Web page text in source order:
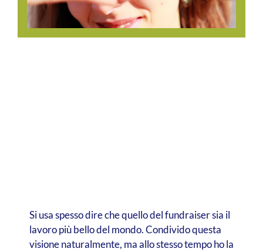
Si usa spesso dire che quello del fundraiser sia il
lavoro più bello del mondo. Condivido questa
visione naturalmente, ma allo stesso tempo ho la